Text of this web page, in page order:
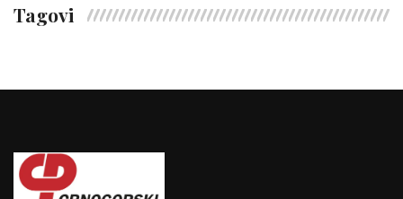
Tagovi